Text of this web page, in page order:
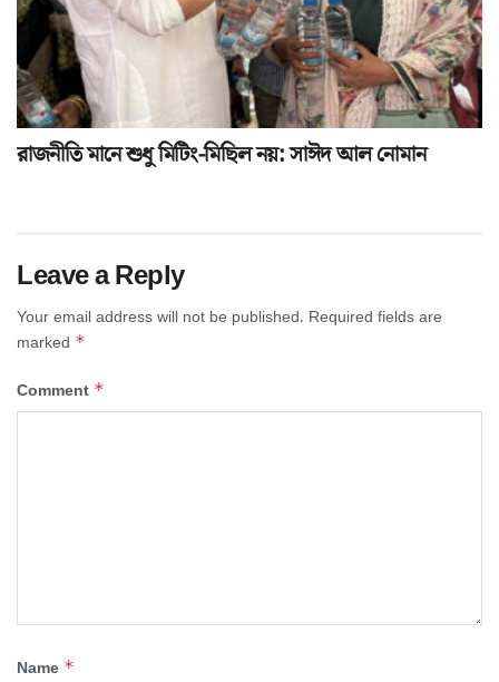
রাজনীতি মানে শুধু মিটিং-মিছিল নয়: সাঈদ আল নোমান
Leave a Reply
Your email address will not be published. Required fields are
marked *
Comment *
Name *